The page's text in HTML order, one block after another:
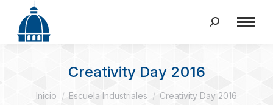
Buscar:
Creativity Day 2016
Estás aquí:
Inicio Escuela Industriales Creativity Day 2016